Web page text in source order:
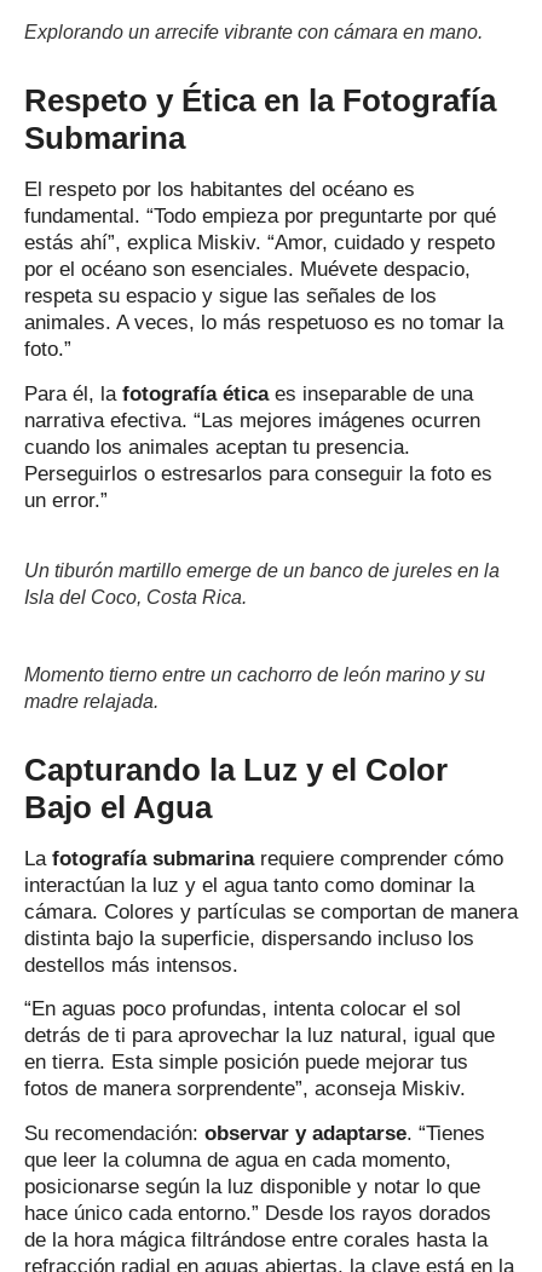
Explorando un arrecife vibrante con cámara en mano.
Respeto y Ética en la Fotografía
Submarina
El respeto por los habitantes del océano es
fundamental. “Todo empieza por preguntarte por qué
estás ahí”, explica Miskiv. “Amor, cuidado y respeto
por el océano son esenciales. Muévete despacio,
respeta su espacio y sigue las señales de los
animales. A veces, lo más respetuoso es no tomar la
foto.”
Para él, la fotografía éticaes inseparable de una
narrativa efectiva. “Las mejores imágenes ocurren
cuando los animales aceptan tu presencia.
Perseguirlos o estresarlos para conseguir la foto es
un error.”
Un tiburón martillo emerge de un banco de jureles en la
Isla del Coco, Costa Rica.
Momento tierno entre un cachorro de león marino y su
madre relajada.
Capturando la Luz y el Color
Bajo el Agua
La fotografía submarinarequiere comprender cómo
interactúan la luz y el agua tanto como dominar la
cámara. Colores y partículas se comportan de manera
distinta bajo la superficie, dispersando incluso los
destellos más intensos.
“En aguas poco profundas, intenta colocar el sol
detrás de ti para aprovechar la luz natural, igual que
en tierra. Esta simple posición puede mejorar tus
fotos de manera sorprendente”, aconseja Miskiv.
Su recomendación: observar y adaptarse. “Tienes
que leer la columna de agua en cada momento,
posicionarse según la luz disponible y notar lo que
hace único cada entorno.” Desde los rayos dorados
de la hora mágica filtrándose entre corales hasta la
refracción radial en aguas abiertas, la clave está en la